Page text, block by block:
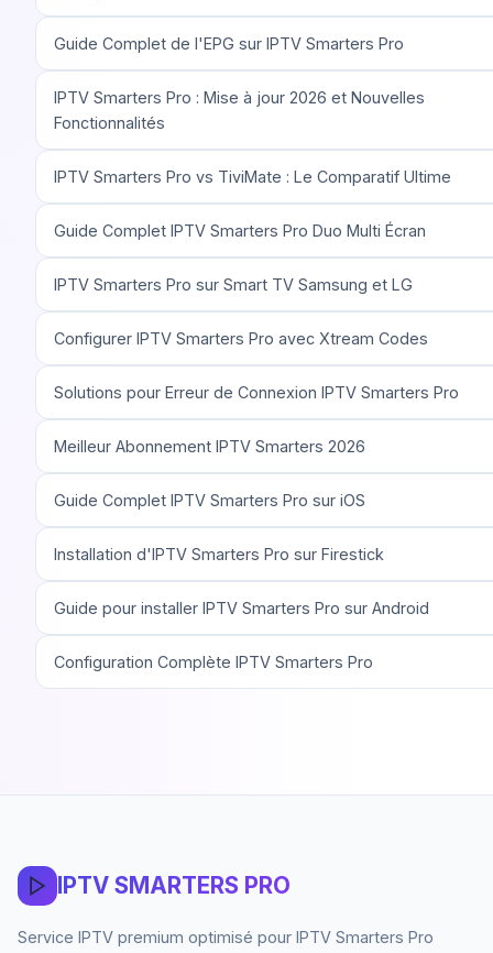
Guide Complet de l'EPG sur IPTV Smarters Pro
IPTV Smarters Pro : Mise à jour 2026 et Nouvelles
Fonctionnalités
IPTV Smarters Pro vs TiviMate : Le Comparatif Ultime
Guide Complet IPTV Smarters Pro Duo Multi Écran
IPTV Smarters Pro sur Smart TV Samsung et LG
Configurer IPTV Smarters Pro avec Xtream Codes
Solutions pour Erreur de Connexion IPTV Smarters Pro
Meilleur Abonnement IPTV Smarters 2026
Guide Complet IPTV Smarters Pro sur iOS
Installation d'IPTV Smarters Pro sur Firestick
Guide pour installer IPTV Smarters Pro sur Android
Configuration Complète IPTV Smarters Pro
IPTV SMARTERS PRO
Service IPTV premium optimisé pour IPTV Smarters Pro